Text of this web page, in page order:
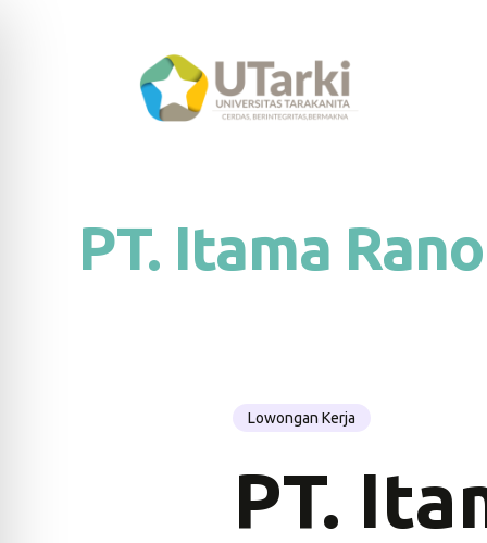
PT. Itama
Lowongan Kerja
PT.